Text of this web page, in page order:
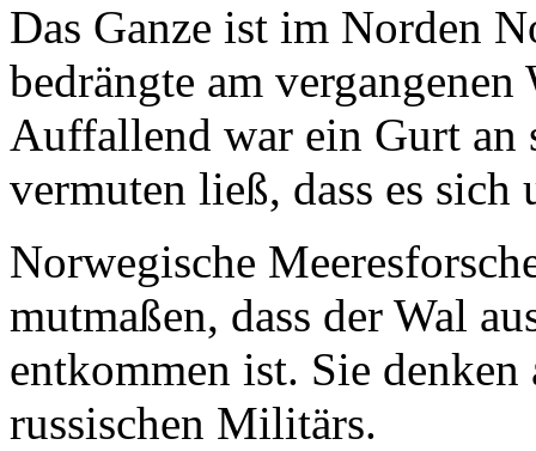
Das Ganze ist im Norden
bedrängte am
Auffallend war ein Gurt an
vermuten ließ, dass es
Norwegische
mutmaßen, dass der Wal
entkommen ist. Sie
russischen Militärs.